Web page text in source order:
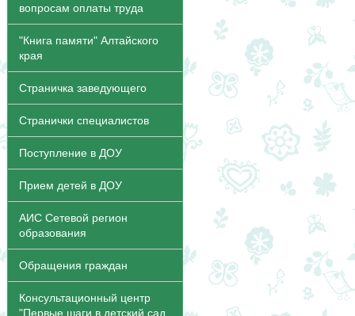
вопросам оплаты труда
"Книга памяти" Алтайского
края
Страничка заведующего
Странички специалистов
Поступление в ДОУ
Прием детей в ДОУ
АИС Сетевой регион
образования
Обращения граждан
Консультационный центр
"Первые шаги в детский сад